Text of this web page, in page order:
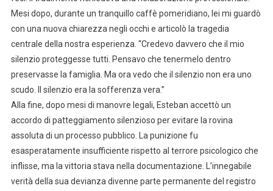
Mesi dopo, durante un tranquillo caffè pomeridiano, lei mi guardò
con una nuova chiarezza negli occhi e articolò la tragedia
centrale della nostra esperienza. “Credevo davvero che il mio
silenzio proteggesse tutti. Pensavo che tenermelo dentro
preservasse la famiglia. Ma ora vedo che il silenzio non era uno
scudo. Il silenzio era la sofferenza vera.”
Alla fine, dopo mesi di manovre legali, Esteban accettò un
accordo di patteggiamento silenzioso per evitare la rovina
assoluta di un processo pubblico. La punizione fu
esasperatamente insufficiente rispetto al terrore psicologico che
inflisse, ma la vittoria stava nella documentazione. L’innegabile
verità della sua devianza divenne parte permanente del registro